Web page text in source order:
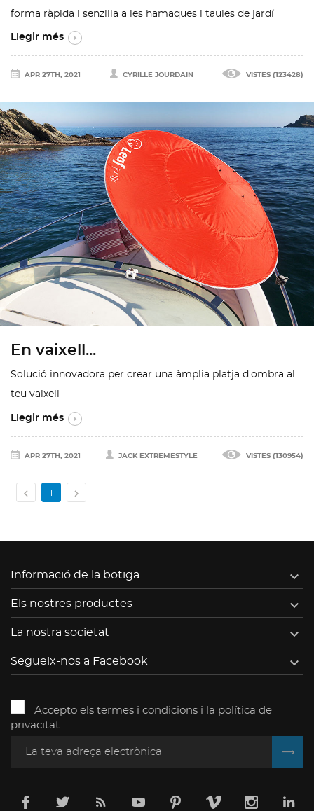
forma ràpida i senzilla a les hamaques i taules de jardí
Llegir més
APR 27TH, 2021 CYRILLE JOURDAIN VISTES (123428)
En vaixell...
Solució innovadora per crear una àmplia platja d'ombra al
teu vaixell
Llegir més
APR 27TH, 2021 JACK EXTREMESTYLE VISTES (130954)
 1 
Informació de la botiga 
Els nostres productes 
La nostra societat 
Segueix-nos a Facebook 
Accepto els termes i condicions i la política de
privacitat